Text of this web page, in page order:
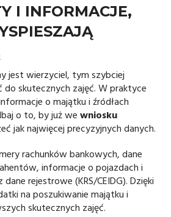
I INFORMACJE,
jest wierzyciel, tym szybciej
do skutecznych zajęć. W praktyce
o majątku i źródłach
o to, by już wewniosku
jak najwięcej precyzyjnych danych.
rachunków bankowych, dane
informacje o pojazdach i
rejestrowe (KRS/CEIDG). Dzięki
na poszukiwanie majątku i
skutecznych zajęć.